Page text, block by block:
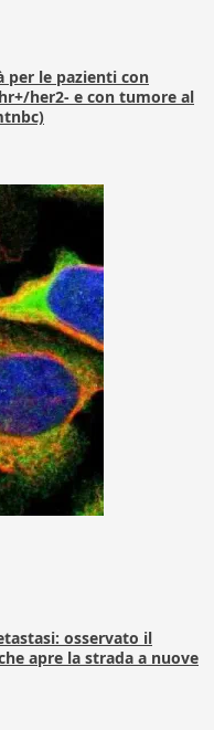
per le pazienti con
her2- e con tumore al
osservato il
apre la strada a nuove